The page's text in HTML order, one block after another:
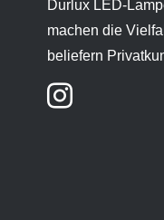
Durlux LED-
machen die
beliefern